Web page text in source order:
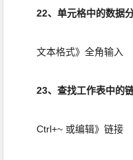
22、单元格中的数据
文本格式》全角输入
23、查找工作表中的
Ctrl+~ 或编辑》链接